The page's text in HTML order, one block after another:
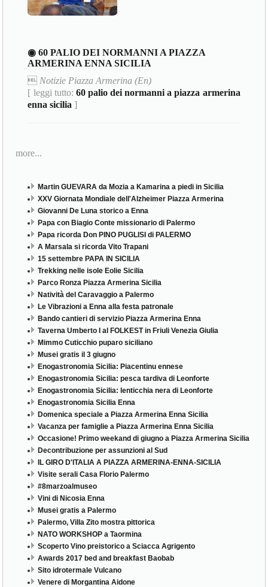
◉ 60 PALIO DEI NORMANNI A PIAZZA
ARMERINA ENNA SICILIA
 Notizie Piazza Armerina (En)
[ leggi tutto: 60 palio dei normanni a piazza armerina
enna sicilia ]
more...
Martin GUEVARA da Mozia a Kamarina a piedi in Sicilia
XXV Giornata Mondiale dell'Alzheimer Piazza Armerina
Giovanni De Luna storico a Enna
Papa con Biagio Conte missionario di Palermo
Papa ricorda Don PINO PUGLISI di PALERMO
A Marsala si ricorda Vito Trapani
15 settembre PAPA IN SICILIA
Trekking nelle isole Eolie Sicilia
Parco Ronza Piazza Armerina Sicilia
Natività del Caravaggio a Palermo
Le Vibrazioni a Enna alla festa patronale
Bando cantieri di servizio Piazza Armerina Enna
Taverna Umberto I al FOLKEST in Friuli Venezia Giulia
Mimmo Cuticchio puparo siciliano
Musei gratis il 3 giugno
Enogastronomia Sicilia: Piacentinu ennese
Enogastronomia Sicilia: pesca tardiva di Leonforte
Enogastronomia Sicilia: lenticchia nera di Leonforte
Enogastronomia Sicilia Enna
Domenica speciale a Piazza Armerina Enna Sicilia
Vacanza per famiglie a Piazza Armerina Enna Sicilia
Occasione! Primo weekand di giugno a Piazza Armerina Sicilia
Decontribuzione per assunzioni al Sud
IL GIRO D'ITALIA A PIAZZA ARMERINA-ENNA-SICILIA
Visite serali Casa Florio Palermo
#8marzoalmuseo
Vini di Nicosia Enna
Musei gratis a Palermo
Palermo, Villa Zito mostra pittorica
NATO WORKSHOP a Taormina
Scoperto Vino preistorico a Sciacca Agrigento
Awards 2017 bed and breakfast Baobab
Sito idrotermale Vulcano
Venere di Morgantina Aidone